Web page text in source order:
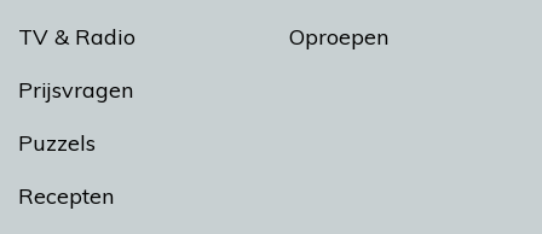
TV & Radio
Prijsvragen
Puzzels
Recepten
Oproepen